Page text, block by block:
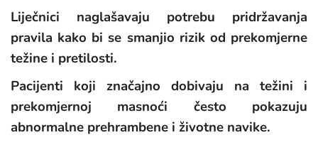
Liječnici naglašavaju potrebu pridržavanja
pravila kako bi se smanjio rizik od prekomjerne
težine i pretilosti.
Pacijenti koji značajno dobivaju na težini i
prekomjernoj masnoći često pokazuju
abnormalne prehrambene i životne navike.